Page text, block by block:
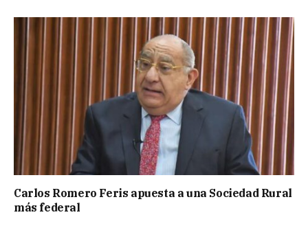
Carlos Romero Feris apuesta a una Sociedad Rural
más federal